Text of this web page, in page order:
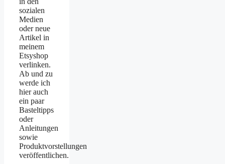
sozialen
Medien
oder neue
Artikel in
meinem
Etsyshop
verlinken.
Ab und zu
werde ich
hier auch
ein paar
Basteltipps
oder
Anleitungen
sowie
Produktvorstellungen
veröffentlichen.